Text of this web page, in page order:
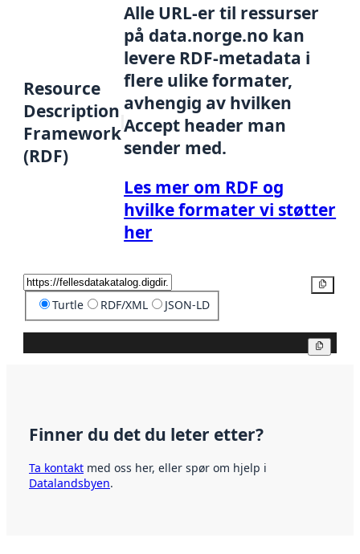
Resource
Description
Framework
(RDF)
Alle URL-er til ressurser
på data.norge.no kan
levere RDF-metadata i
flere ulike formater,
avhengig av hvilken
Accept header man
sender med.
Les mer om RDF og
hvilke formater vi støtter
her
Turtle RDF/XML JSON-LD
Finner du det du leter etter?
Ta kontakt med oss her, eller spør om hjelp i
Datalandsbyen.